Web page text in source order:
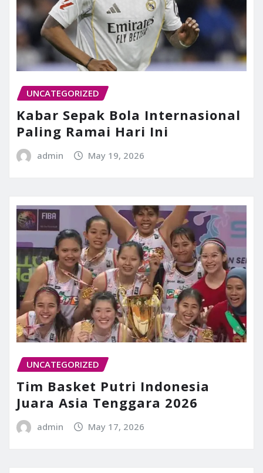
UNCATEGORIZED
Kabar Sepak Bola Internasional
Paling Ramai Hari Ini
admin May 19, 2026
UNCATEGORIZED
Tim Basket Putri Indonesia
Juara Asia Tenggara 2026
admin May 17, 2026